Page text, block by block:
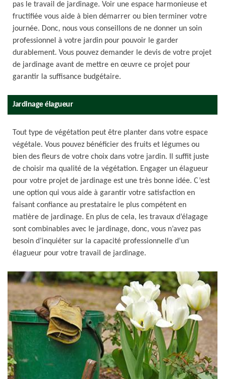
pas le travail de jardinage. Voir une espace harmonieuse et
fructifiée vous aide à bien démarrer ou bien terminer votre
journée. Donc, nous vous conseillons de ne donner un soin
professionnel à votre jardin pour pouvoir le garder
durablement. Vous pouvez demander le devis de votre projet
de jardinage avant de mettre en œuvre ce projet pour
garantir la suffisance budgétaire.
Jardinage élagueur
Tout type de végétation peut être planter dans votre espace
végétale. Vous pouvez bénéficier des fruits et légumes ou
bien des fleurs de votre choix dans votre jardin. Il suffit juste
de choisir ma qualité de la végétation. Engager un élagueur
pour votre projet de jardinage est une très bonne idée. C’est
une option qui vous aide à garantir votre satisfaction en
faisant confiance au prestataire le plus compétent en
matière de jardinage. En plus de cela, les travaux d’élagage
sont combinables avec le jardinage, donc, vous n’avez pas
besoin d’inquiéter sur la capacité professionnelle d’un
élagueur pour votre travail de jardinage.